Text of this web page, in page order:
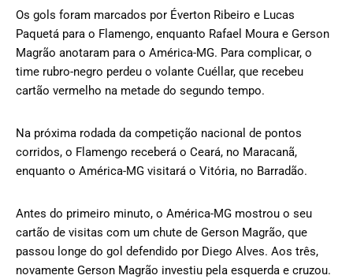
Os gols foram marcados por Éverton Ribeiro e Lucas
Paquetá para o Flamengo, enquanto Rafael Moura e Gerson
Magrão anotaram para o América-MG. Para complicar, o
time rubro-negro perdeu o volante Cuéllar, que recebeu
cartão vermelho na metade do segundo tempo.
Na próxima rodada da competição nacional de pontos
corridos, o Flamengo receberá o Ceará, no Maracanã,
enquanto o América-MG visitará o Vitória, no Barradão.
Antes do primeiro minuto, o América-MG mostrou o seu
cartão de visitas com um chute de Gerson Magrão, que
passou longe do gol defendido por Diego Alves. Aos três,
novamente Gerson Magrão investiu pela esquerda e cruzou.